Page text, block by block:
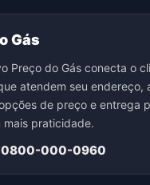
Gás
Preço do Gás conecta o
atendem seu endereço,
de preço e entrega
mais praticidade.
0800-000-0960